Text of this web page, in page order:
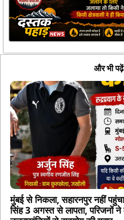
और भी पढ़ें
मुंबई से निकला, सहारनपुर नहीं
सिंह 3 अगस्त से लापता, परिजनों ने